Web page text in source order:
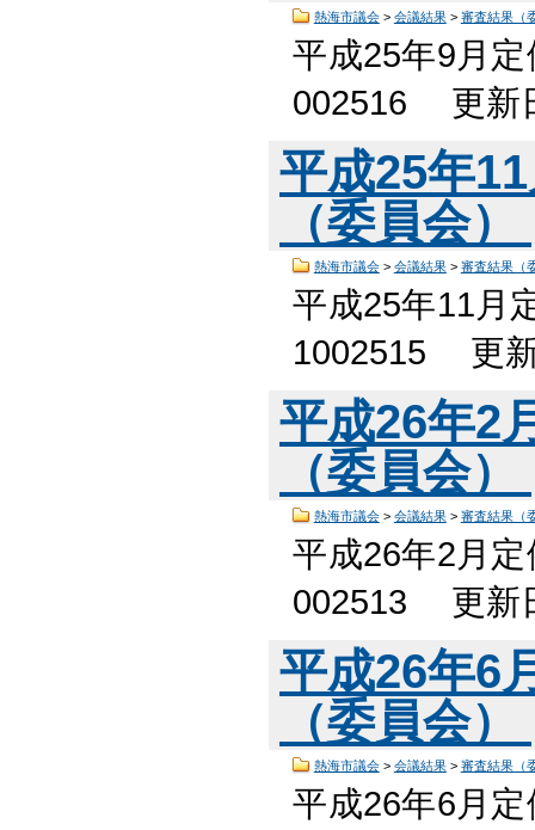
熱海市議会> 会議結果> 審査結果（
平成25年9月
002516 更新
平成25年
（委員会）
熱海市議会> 会議結果> 審査結果（
平成25年11月
1002515 更
平成26年2
（委員会）
熱海市議会> 会議結果> 審査結果（
平成26年2月
002513 更新
平成26年6
（委員会）
熱海市議会> 会議結果> 審査結果（
平成26年6月